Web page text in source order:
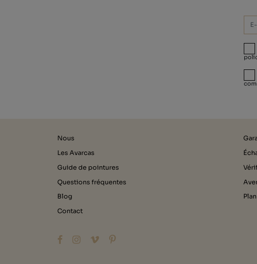
Nous
Les Avarcas
Guide de pointures
Questions fréquentes
Blog
Contact